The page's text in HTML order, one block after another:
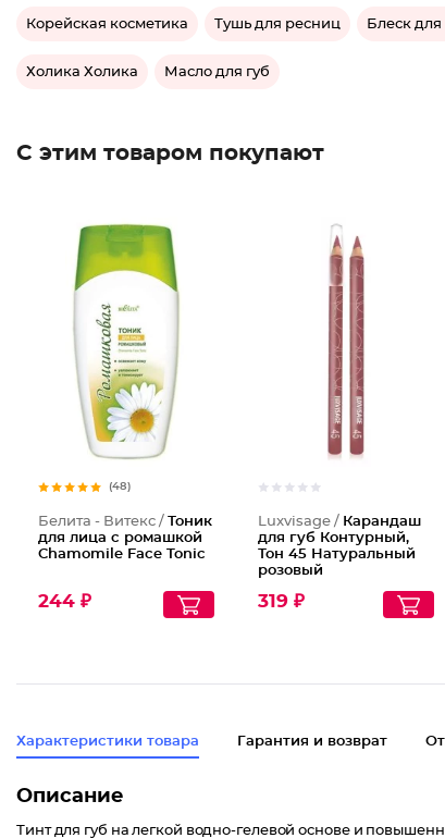
Корейская косметика Тушь для ресниц Блеск для
Холика Холика Масло для губ
С этим товаром покупают
(48)
Белита - Витекс / Тоник
для лица с ромашкой
Chamomile Face Tonic
244 ₽
Luxvisage / Карандаш
для губ Контурный,
Тон 45 Натуральный
розовый
319 ₽
Характеристики товара Гарантия и возврат
Описание
Тинт для губ на легкой водно-гелевой основе и